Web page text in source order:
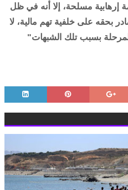
إرهابية مسلحة، إلا أنه في ظل
بحقه على خلفية تهم مالية، لا
بسبب تلك الشبهات"